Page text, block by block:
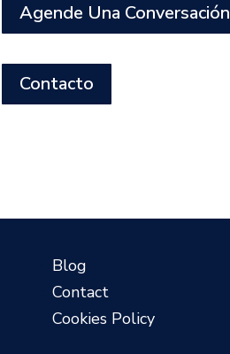
Agende Una Conversación
Contacto
Blog
Contact
Cookies Policy